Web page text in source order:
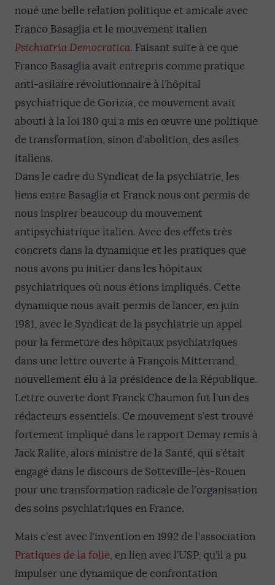
noué une belle relation politique et amicale avec
Franco Basaglia et le mouvement italien
Psichiatria Democratica. Faisant suite à ce que
Franco Basaglia avait entrepris comme pratique
anti-asilaire révolutionnaire à l’hôpital
psychiatrique de Gorizia, ce mouvement avait
abouti à la loi 180 qui a mis en œuvre une politique
de transformation, sinon d’abolition, des asiles
italiens.
Dans le cadre du Syndicat de la psychiatrie, les
liens entre Basaglia et Franck nous ont permis de
nous inspirer beaucoup du mouvement
antipsychiatrique italien. Avec des effets très
concrets dans la dynamique et les pratiques que
nous avons pu initier dans les hôpitaux
psychiatriques où nous étions impliqués. Cette
dynamique nous avait permis de lancer, en juin
1981, avec le Syndicat de la psychiatrie un appel
pour la fermeture des hôpitaux psychiatriques
dans une lettre ouverte à François Mitterrand,
nouvellement élu à la présidence de la République.
Lettre ouverte dont Franck Chaumon fut l’un des
rédacteurs essentiels. Ce mouvement s’est trouvé
fortement impliqué dans le rapport Demay remis à
Jack Ralite, alors ministre de la Santé, qui s’était
engagé dans le discours de Sotteville-lès-Rouen
pour une transformation radicale de l’organisation
des soins psychiatriques en France.
Mais c’est avec l’invention en 1992 de l’association
Pratiques de la folie, en lien avec l’USP, qu’il a pu
impulser une dynamique de confrontation